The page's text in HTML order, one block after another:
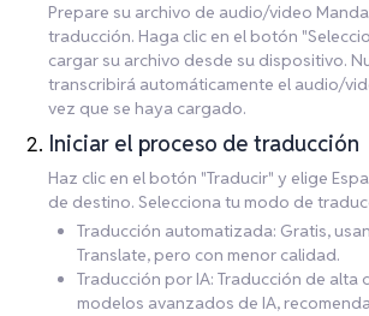
Prepare su archivo de audio/video
traducción. Haga clic en el botón
cargar su archivo desde su dispositivo.
transcribirá automáticamente el audio/
vez que se haya cargado.
Iniciar el proceso de traducción
Haz clic en el botón "Traducir" y elige
de destino. Selecciona tu modo de
Traducción automatizada: Gratis,
Translate, pero con menor calidad.
Traducción por IA: Traducción de alta
modelos avanzados de IA,